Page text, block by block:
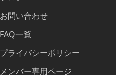
お問い合わせ
FAQ一覧
プライバシーポリシー
メンバー専用ページ